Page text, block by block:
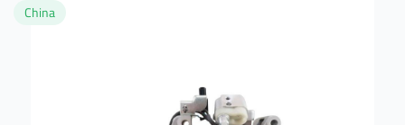
China